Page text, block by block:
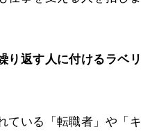
り返す人に付けるラベリ
ている「転職者」や「キ